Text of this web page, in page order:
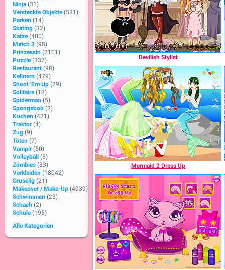
Ninja (31)
Versteckte Objekte (531)
Parken (14)
Skating (32)
Katze (400)
Match 3 (98)
Prinzessin (2101)
Puzzle (337)
Restaurant (98)
Kellnern (479)
Shoot 'Em Up (29)
Solitaire (13)
Spiderman (5)
Spongebob (2)
Kuchen (421)
Traktor (4)
Zug (9)
Töten (7)
Vampir (50)
Volleyball
(5)
Zombies (33)
Verkleiden (18042)
Gruselig (21)
Makeover / Make-Up (4939)
Schwimmen (23)
Schach (2)
Schule (195)
Alle Kategorien
Devilish Stylist
Mermaid 2 Dress Up